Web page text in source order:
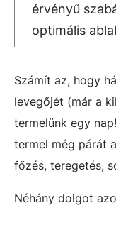
érvényű
optimális
Számít az, hogy
levegőjét (már a
termelünk egy
termel még párát
főzés, teregetés,
Néhány dolgot